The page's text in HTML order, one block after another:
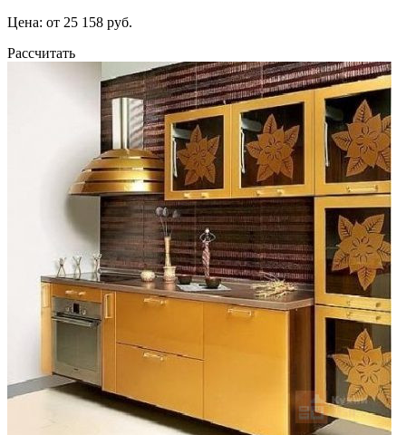
Цена: от 25 158 руб.
Рассчитать